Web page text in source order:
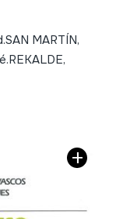
MARTÍN,